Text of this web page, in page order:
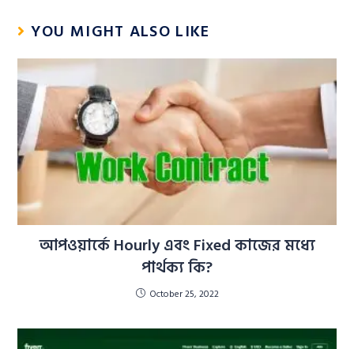
YOU MIGHT ALSO LIKE
আপওয়ার্কে Hourly এবং Fixed কাজের মধ্যে
পার্থক্য কি?
October 25, 2022